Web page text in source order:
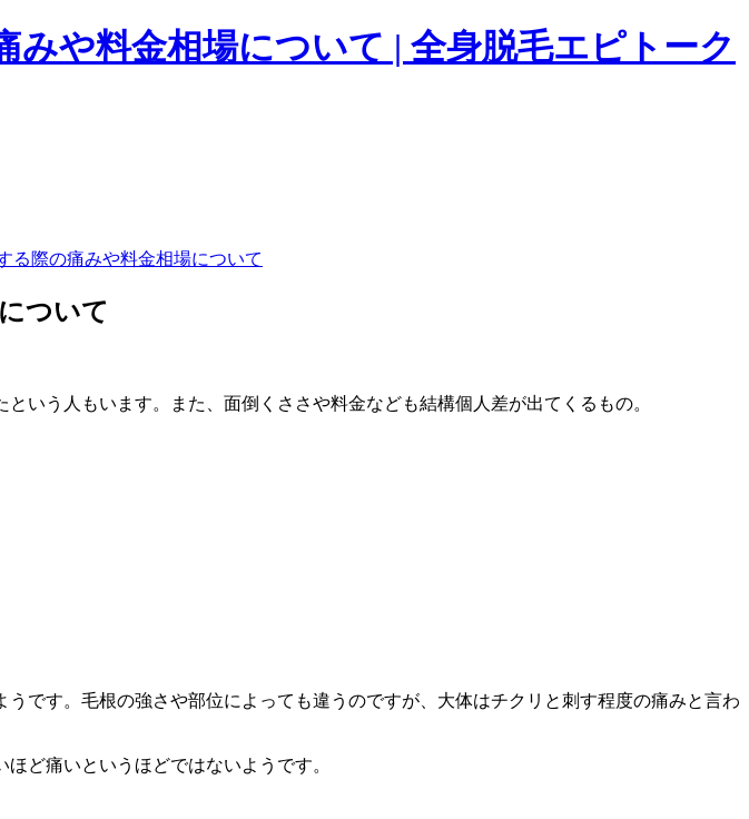
や料金相場について | 全身脱毛エピトーク
る際の痛みや料金相場について
ついて
いう人もいます。また、面倒くささや料金なども結構個人差が出てくるもの。
です。毛根の強さや部位によっても違うのですが、大体はチクリと刺す程度の痛みと言わ
ど痛いというほどではないようです。